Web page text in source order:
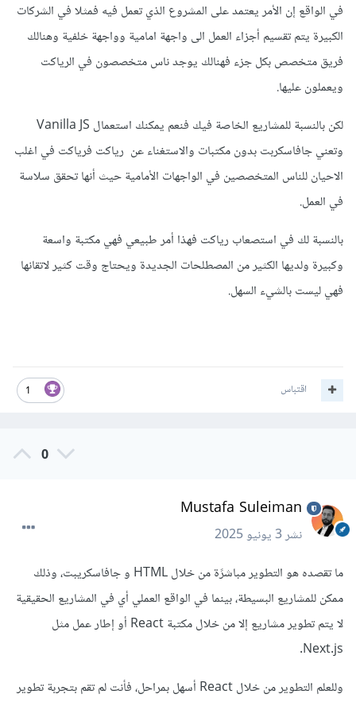
في الواقع إن الأمر يعتمد على المشروع الذي تعمل فيه فمثلا في الشركات
الكبيرة يتم تقسيم أجزاء العمل الى واجهة امامية وواجهة خلفية وهنالك
فريق متخصص بكل جزء فهنالك يوجد ناس متخصصون في الرياكت
ويعملون عليها.
لكن بالنسبة للمشاريع الخاصة فيك فنعم يمكنك استعمال Vanilla JS
وتعني جافاسكربت بدون مكتبات والاستغناء عن رياكت فرياكت في اغلب
الاحيان للناس المتخصصين في الواجهات الأمامية حيث أنها تحقق سلاسة
في العمل.
بالنسبة لك في استصعاب رياكت فهذا أمر طبيعي فهي مكتبة واسعة
وكبيرة ولديها الكثير من المصطلحات الجديدة ويحتاج وقت كثير لاتقانها
فهي ليست بالشيء السهل.
1 اقتباس
0
Mustafa Suleiman
نشر3 يونيو 2025
ما تقصده هو التطوير مباشرًة من خلال HTML و جافاسكريبت، وذلك
ممكن للمشاريع البسيطة، بينما في الواقع العملي أي في المشاريع الحقيقية
لا يتم تطوير مشاريع إلا من خلال مكتبة React أو إطار عمل مثل
Next.js.
وللعلم التطوير من خلال React أسهل بمراحل، فأنت لم تقم بتجربة تطوير